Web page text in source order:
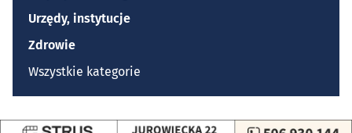
Urzędy, instytucje
Zdrowie
Wszystkie kategorie